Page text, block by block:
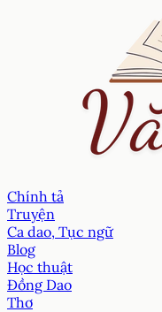
Chính tả
Truyện
Ca dao, Tục ngữ
Blog
Học thuật
Đồng Dao
Thơ